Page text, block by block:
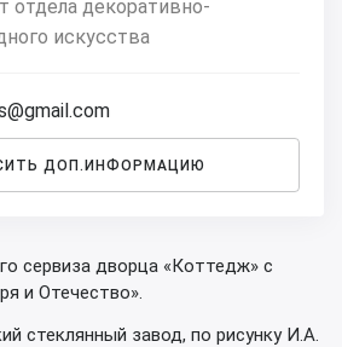
отдела декоративно-
искусства
ДОП.ИНФОРМАЦИЮ
сервиза дворца «Коттедж» с
и Отечество».
стеклянный завод, по рисунку И.А.